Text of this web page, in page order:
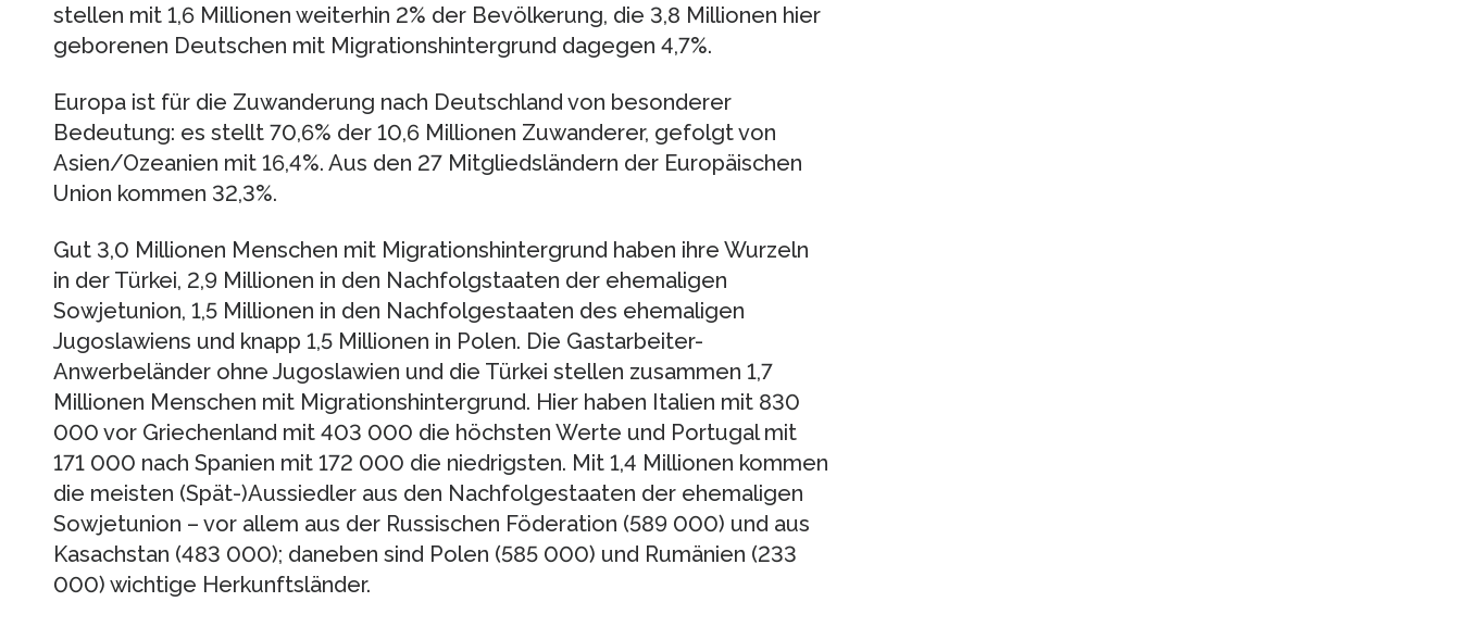
stellen mit 1,6 Millionen weiterhin 2% der Bevölkerung, die 3,8 Millionen hier
geborenen Deutschen mit Migrationshintergrund dagegen 4,7%.
Europa ist für die Zuwanderung nach Deutschland von besonderer
Bedeutung: es stellt 70,6% der 10,6 Millionen Zuwanderer, gefolgt von
Asien/Ozea­nien mit 16,4%. Aus den 27 Mitgliedsländern der Europäischen
Union kommen 32,3%.
Gut 3,0 Millionen Menschen mit Migrationshintergrund haben ihre Wurzeln
in der Türkei, 2,9 Millionen in den Nachfolgstaaten der ehemaligen
Sowjetunion, 1,5 Millionen in den Nachfolgestaaten des ehemaligen
Jugoslawiens und knapp 1,5 Millionen in Polen. Die Gastarbeiter-
Anwerbeländer ohne Jugoslawien und die Türkei stellen zusammen 1,7
Millionen Menschen mit Migrationshintergrund. Hier haben Italien mit 830
000 vor Griechenland mit 403 000 die höchsten Werte und Portugal mit
171 000 nach Spanien mit 172 000 die niedrigsten. Mit 1,4 Millionen kommen
die meisten (Spät-)Aussiedler aus den Nachfolgestaaten der ehemaligen
Sowjetunion – vor allem aus der Russischen Föderation (589 000) und aus
Kasachstan (483 000); daneben sind Polen (585 000) und Rumänien (233
000) wichtige Herkunftsländer.